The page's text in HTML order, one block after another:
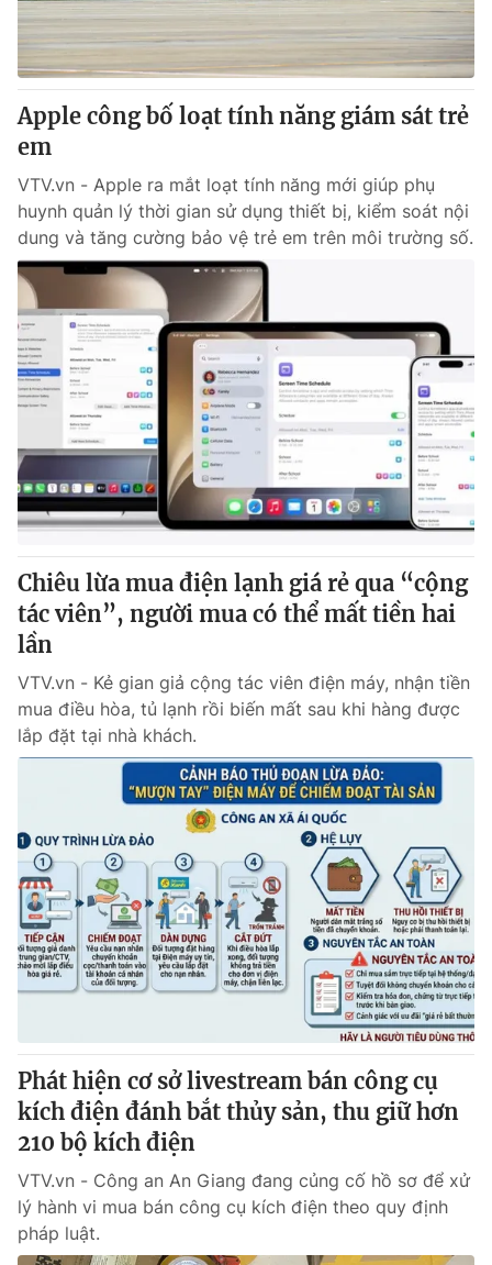
Sản phẩm
Thị trường
Tư vấn
Lịch phát sóng
Chuyên mục khác
Emagazine Podcast
Photo Infographic
Video Shorts video
VTV Money VTV Thể thao
VTV Sức khoẻ Bất động sản
Thị trường 24h Tấm lòng Việt
VTV4 Vươn mình bằng AI
VTV9
Liên hệ tòa soạn English
THỜI BÁO VTV
Theo dõi báo trên
Cơ quan chủ quản: Đài Truyền hình Việt Nam
Cơ quan báo chí:Thời báo VTV
Giấy phép hoạt động báo in và báo điện tử số 483/GP-BTTTT
Tổng Biên tập:Vũ Thanh Thủy
Phó Tổng Biên tập: Nguyễn Thị Mỹ Hạnh, Phạm Quốc Thắng,
Nguyễn Trọng Ninh
Tổng đài VTV:024.38 355 931 - 024.38 355 932
Ðiện thoại Thời báo VTV:
024.66 897 897
Email:toasoan@vtv.vn
Liên hệ quảng cáo:
Apple công bố loạt tính năng giám sát trẻ
em
VTV.vn - Apple ra mắt loạt tính năng mới giúp phụ
huynh quản lý thời gian sử dụng thiết bị, kiểm soát nội
dung và tăng cường bảo vệ trẻ em trên môi trường số.
Chiêu lừa mua điện lạnh giá rẻ qua “cộng
tác viên”, người mua có thể mất tiền hai
lần
VTV.vn - Kẻ gian giả cộng tác viên điện máy, nhận tiền
mua điều hòa, tủ lạnh rồi biến mất sau khi hàng được
lắp đặt tại nhà khách.
Phát hiện cơ sở livestream bán công cụ
kích điện đánh bắt thủy sản, thu giữ hơn
210 bộ kích điện
VTV.vn - Công an An Giang đang củng cố hồ sơ để xử
lý hành vi mua bán công cụ kích điện theo quy định
pháp luật.